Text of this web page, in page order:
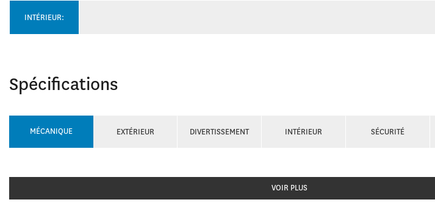
INTÉRIEUR:
Spécifications
MÉCANIQUE EXTÉRIEUR DIVERTISSEMENT INTÉRIEUR SÉCURITÉ
VOIR PLUS